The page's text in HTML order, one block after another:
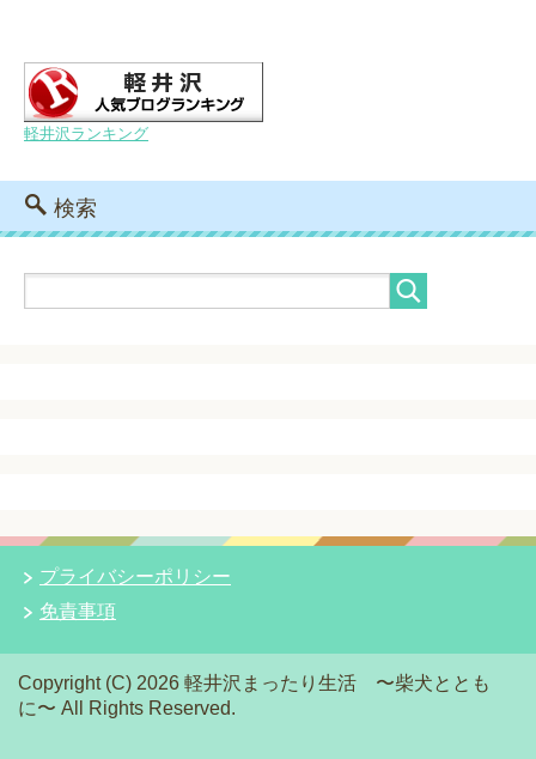
軽井沢ランキング
検索
プライバシーポリシー
免責事項
Copyright (C) 2026 軽井沢まったり生活 〜柴犬ととも
に〜 All Rights Reserved.